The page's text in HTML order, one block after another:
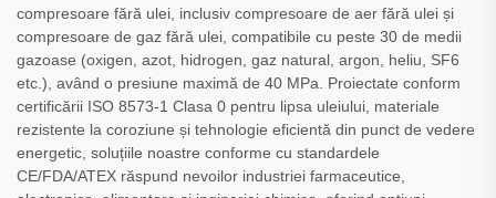
compresoare fără ulei, inclusiv compresoare de aer fără ulei și
compresoare de gaz fără ulei, compatibile cu peste 30 de medii
gazoase (oxigen, azot, hidrogen, gaz natural, argon, heliu, SF6
etc.), având o presiune maximă de 40 MPa. Proiectate conform
certificării ISO 8573-1 Clasa 0 pentru lipsa uleiului, materiale
rezistente la coroziune și tehnologie eficientă din punct de vedere
energetic, soluțiile noastre conforme cu standardele
CE/FDA/ATEX răspund nevoilor industriei farmaceutice,